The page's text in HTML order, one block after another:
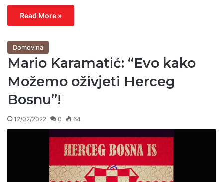
Read More »
Domovina
Mario Karamatić: “Evo kako
Možemo oživjeti Herceg
Bosnu”!
12/02/2022 0 64